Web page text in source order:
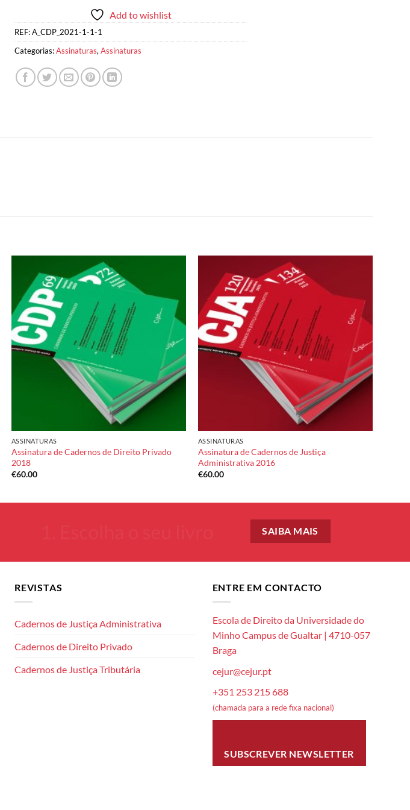
Add to wishlist
REF:A_CDP_2021-1-1-1
Categorias:Assinaturas, Assinaturas
wishlist
ASSINATURAS
Assinatura de Cadernos de Direito Privado
2018
€60.00
wishlist
ASSINATURAS
Assinatura de Cadernos de Justiça
Administrativa 2016
€60.00
SAIBA MAIS
REVISTAS
Cadernos de Justiça Administrativa
Cadernos de Direito Privado
Cadernos de Justiça Tributária
ENTRE EM CONTACTO
Escola de Direito da Universidade do
Minho Campus de Gualtar | 4710-057
Braga
cejur@cejur.pt
+351 253 215 688
(chamada para a rede fixa nacional)
SUBSCREVER NEWSLETTER